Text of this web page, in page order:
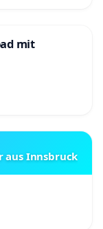
mit
aus Innsbruck